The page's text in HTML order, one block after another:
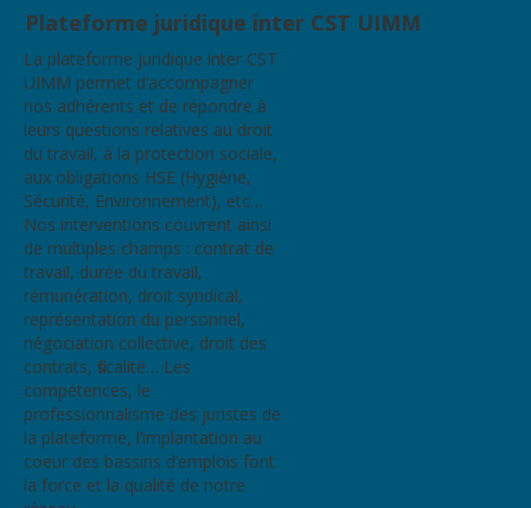
Plateforme juridique inter CST UIMM
La plateforme juridique inter CST
UIMM permet d’accompagner
nos adhérents et de répondre à
leurs questions relatives au droit
du travail, à la protection sociale,
aux obligations HSE (Hygiène,
Sécurité, Environnement), etc…
Nos interventions couvrent ainsi
de multiples champs : contrat de
travail, durée du travail,
rémunération, droit syndical,
représentation du personnel,
négociation collective, droit des
contrats, fiscalité… Les
compétences, le
professionnalisme des juristes de
la plateforme, l’implantation au
coeur des bassins d’emplois font
la force et la qualité de notre